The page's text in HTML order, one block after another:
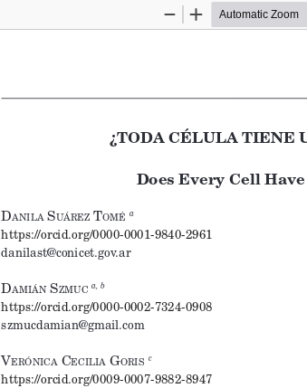
Zoom
Zoom
¿TODA CÉLULA TIENE
Does Every Cell Have
Danila Suárez Tomé a
https://orcid.org/0000-0001-9840-2961
danilast@conicet.gov.ar
Damián Szmuc a, b
https://orcid.org/0000-0002-7324-0908
szmucdamian@gmail.com
Verónica cecilia GoriS c
https://orcid.org/0009-0007-9882-8947